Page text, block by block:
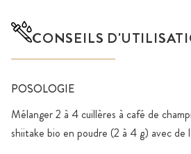
CONSEILS
POSOLOGIE
Mélanger 2 à 4 cuillères à café de
shiitake bio en poudre (2 à 4 g) avec de